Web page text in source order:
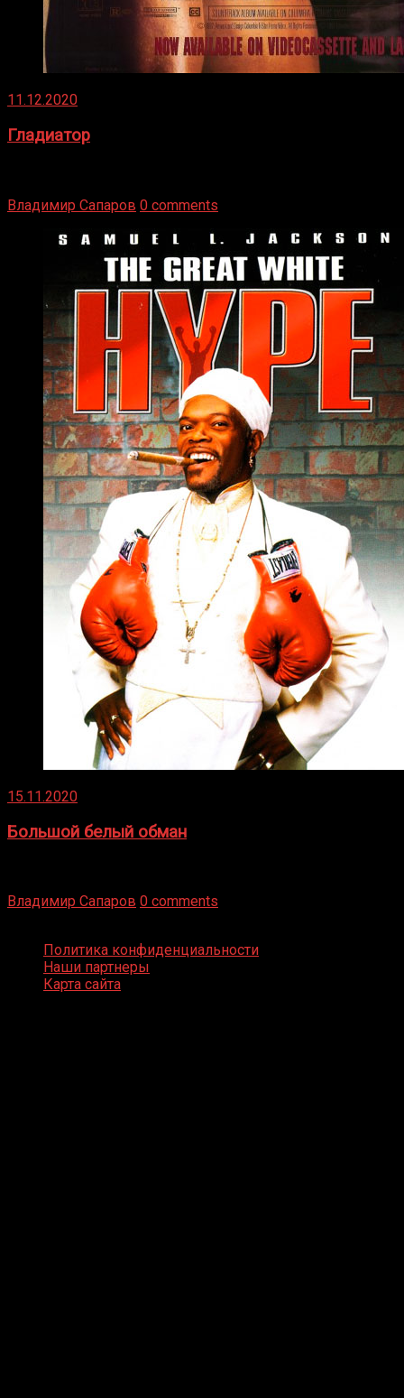
11.12.2020
Гладиатор
Владимир Сапаров 0 comments
15.11.2020
Большой белый обман
Владимир Сапаров 0 comments
Политика конфиденциальности
Наши партнеры
Карта сайта